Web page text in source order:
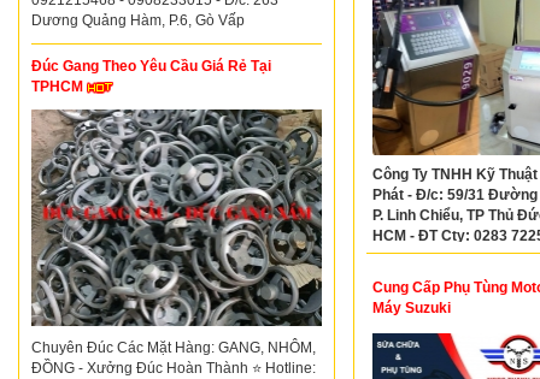
Dương Quảng Hàm, P.6, Gò Vấp
Đúc Gang Theo Yêu Cầu Giá Rẻ Tại
TPHCM
Chuyên Đúc Các Mặt Hàng: GANG, NHÔM,
ĐỒNG - Xưởng Đúc Hoàn Thành ⭐ Hotline:
Công Ty TNHH Kỹ
Phát - Đ/c: 59/31 Đường
P. Linh Chiểu, TP Thủ
HCM - ĐT Cty: 0283
Mr Thảo: 0913968634
Cung Cấp Phụ Tùng
Máy Suzuki